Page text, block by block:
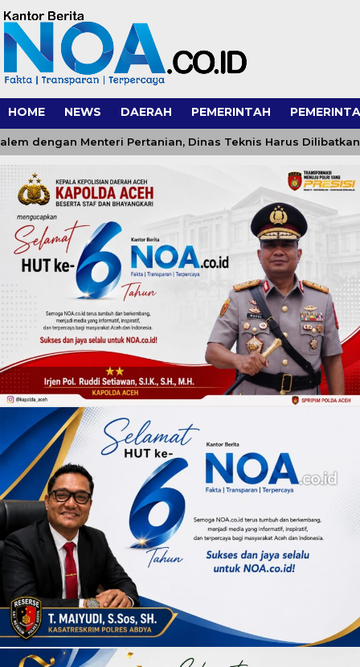
HOME NEWS DAERAH PEMERINTAH
Menteri Pertanian, Dinas Teknis Harus Dilibatkan